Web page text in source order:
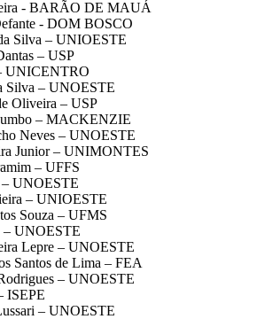
- BARÃO DE MAUÁ
- DOM BOSCO
Silva – UNIOESTE
– USP
UNICENTRO
Silva – UNOESTE
Oliveira – USP
– MACKENZIE
Neves – UNOESTE
Junior – UNIMONTES
– UFFS
UNOESTE
– UNIOESTE
Souza – UFMS
– UNOESTE
Lepre – UNOESTE
Santos de Lima – FEA
– UNOESTE
ISEPE
– UNOESTE